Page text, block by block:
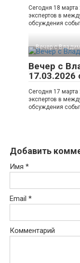
Сегодня 18
экспертов в
обсуждения
Вечер с
Вечер с
17.03.2026
Сегодня 17
экспертов в
обсуждения
Добавить
Имя *
Email *
Комментарий